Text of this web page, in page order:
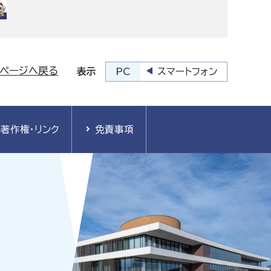
ージへ戻る 表示 PC スマートフォン
著作権・リンク 免責事項